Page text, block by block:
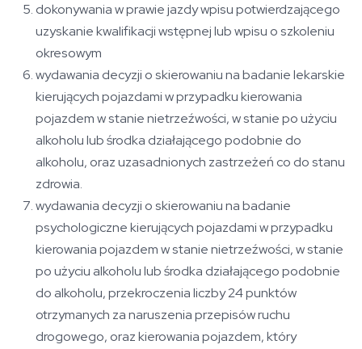
dokonywania w prawie jazdy wpisu potwierdzającego
uzyskanie kwalifikacji wstępnej lub wpisu o szkoleniu
okresowym
wydawania decyzji o skierowaniu na badanie lekarskie
kierujących pojazdami w przypadku kierowania
pojazdem w stanie nietrzeźwości, w stanie po użyciu
alkoholu lub środka działającego podobnie do
alkoholu, oraz uzasadnionych zastrzeżeń co do stanu
zdrowia.
wydawania decyzji o skierowaniu na badanie
psychologiczne kierujących pojazdami w przypadku
kierowania pojazdem w stanie nietrzeźwości, w stanie
po użyciu alkoholu lub środka działającego podobnie
do alkoholu, przekroczenia liczby 24 punktów
otrzymanych za naruszenia przepisów ruchu
drogowego, oraz kierowania pojazdem, który